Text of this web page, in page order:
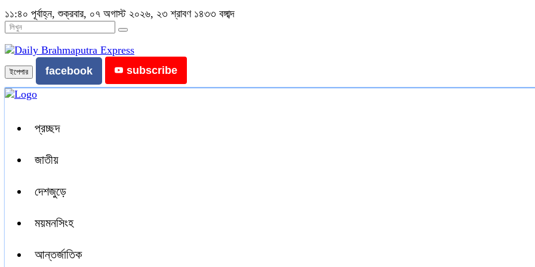
১১:৪০ পূর্বাহ্ন, শুক্রবার, ০৭ অগাস্ট ২০২৬, ২৩ শ্রাবণ ১৪৩৩ বঙ্গাব্দ
ইপেপার facebook subscribe
প্রচ্ছদ
জাতীয়
দেশজুড়ে
ময়মনসিংহ
আন্তর্জাতিক